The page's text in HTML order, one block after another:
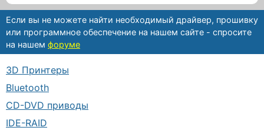
Если вы не можете найти необходимый драйвер, прошивку
или программное обеспечение на нашем сайте - спросите
на нашем форуме
3D Принтеры
Bluetooth
CD-DVD приводы
IDE-RAID